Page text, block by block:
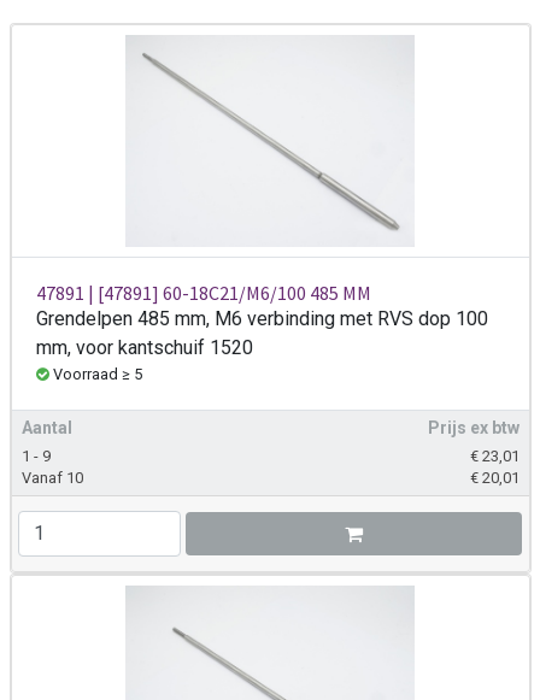
47891 | [47891] 60-18C21/M6/100 485 MM
Grendelpen 485 mm, M6 verbinding met RVS dop 100
mm, voor kantschuif 1520
Voorraad ≥ 5
Aantal Prijs ex btw
1 - 9 € 23,01
Vanaf 10
€ 20,01